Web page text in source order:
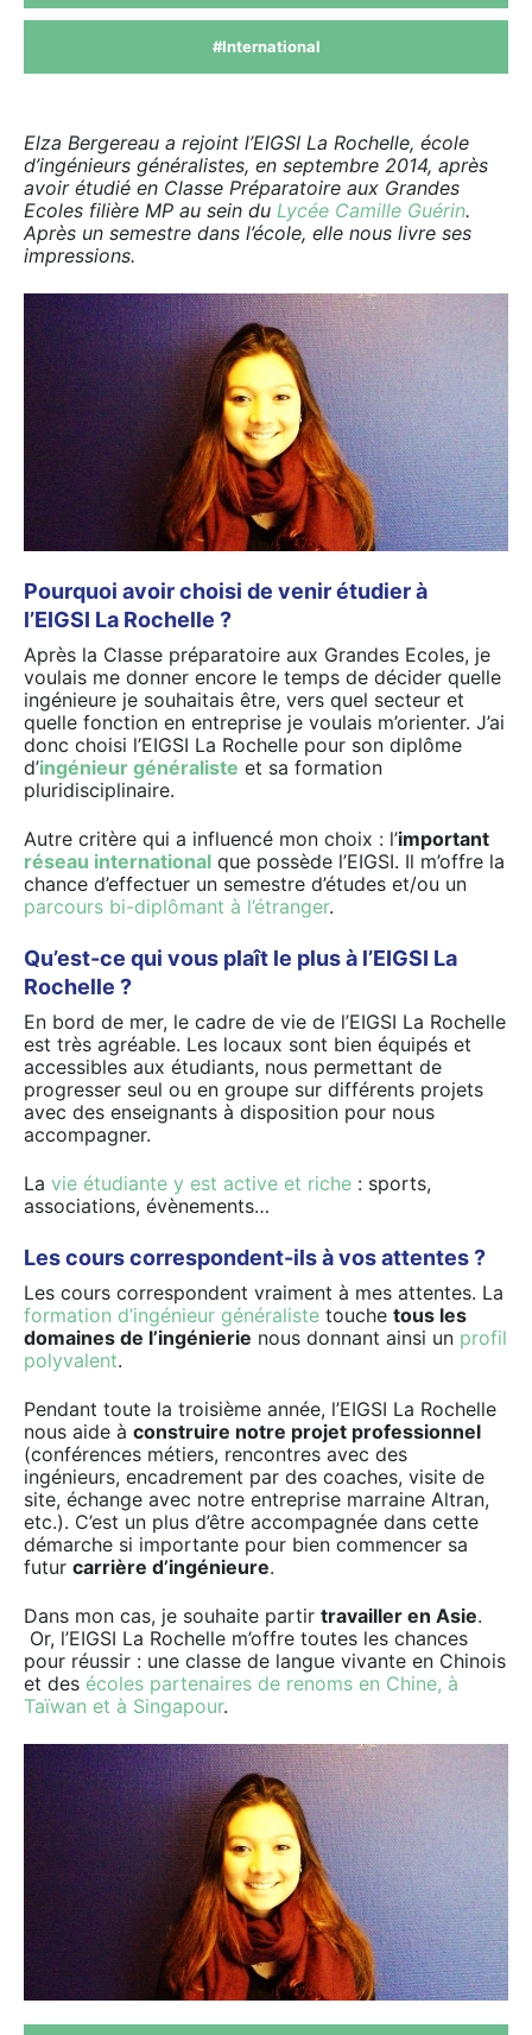
#International
Elza Bergereau a rejoint l’EIGSI La Rochelle, école
d’ingénieurs généralistes, en septembre 2014, après
avoir étudié en Classe Préparatoire aux Grandes
Ecoles filière MP au sein du Lycée Camille Guérin.
Après un semestre dans l’école, elle nous livre ses
impressions.
Pourquoi avoir choisi de venir étudier à
l’EIGSI La Rochelle ?
Après la Classe préparatoire aux Grandes Ecoles, je
voulais me donner encore le temps de décider quelle
ingénieure je souhaitais être, vers quel secteur et
quelle fonction en entreprise je voulais m’orienter. J’ai
donc choisi l’EIGSI La Rochelle pour son diplôme
d’ingénieur généraliste et sa formation
pluridisciplinaire.
Autre critère qui a influencé mon choix : l’important
réseau international que possède l’EIGSI. Il m’offre la
chance d’effectuer un semestre d’études et/ou un
parcours bi-diplômant à l’étranger.
Qu’est-ce qui vous plaît le plus à l’EIGSI La
Rochelle ?
En bord de mer, le cadre de vie de l’EIGSI La Rochelle
est très agréable. Les locaux sont bien équipés et
accessibles aux étudiants, nous permettant de
progresser seul ou en groupe sur différents projets
avec des enseignants à disposition pour nous
accompagner.
La vie étudiante y est active et riche : sports,
associations, évènements…
Les cours correspondent-ils à vos attentes ?
Les cours correspondent vraiment à mes attentes. La
formation d’ingénieur généraliste touche tous les
domaines de l’ingénierie nous donnant ainsi un profil
polyvalent.
Pendant toute la troisième année, l’EIGSI La Rochelle
nous aide à construire notre projet professionnel
(conférences métiers, rencontres avec des
ingénieurs, encadrement par des coaches, visite de
site, échange avec notre entreprise marraine Altran,
etc.). C’est un plus d’être accompagnée dans cette
démarche si importante pour bien commencer sa
futur carrière d’ingénieure.
Dans mon cas, je souhaite partir travailler en Asie.
Or, l’EIGSI La Rochelle m’offre toutes les chances
pour réussir : une classe de langue vivante en Chinois
et des écoles partenaires de renoms en Chine, à
Taïwan et à Singapour.